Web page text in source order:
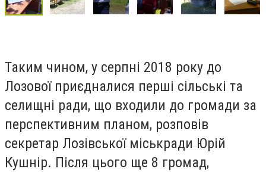
Таким чином, у серпні 2018 року до
Лозової приєдналися перші сільські та
селищні ради, що входили до громади за
перспективним планом, розповів
секретар Лозівської міськради Юрій
Кушнір. Після цього ще 8 громад,